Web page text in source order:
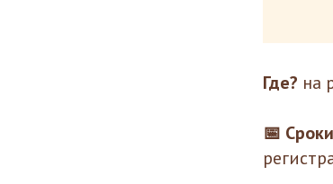
Где? на
📅